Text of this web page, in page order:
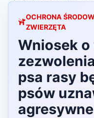
OCHRONA
ZWIERZĘTA
Wniosek
psa rasy
psów
agresywne